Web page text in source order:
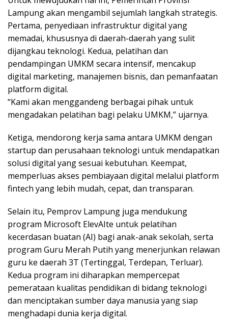
Lampung akan mengambil sejumlah langkah strategis.
Pertama, penyediaan infrastruktur digital yang
memadai, khususnya di daerah-daerah yang sulit
dijangkau teknologi. Kedua, pelatihan dan
pendampingan UMKM secara intensif, mencakup
digital marketing, manajemen bisnis, dan pemanfaatan
platform digital.
“Kami akan menggandeng berbagai pihak untuk
mengadakan pelatihan bagi pelaku UMKM,” ujarnya.
Ketiga, mendorong kerja sama antara UMKM dengan
startup dan perusahaan teknologi untuk mendapatkan
solusi digital yang sesuai kebutuhan. Keempat,
memperluas akses pembiayaan digital melalui platform
fintech yang lebih mudah, cepat, dan transparan.
Selain itu, Pemprov Lampung juga mendukung
program Microsoft ElevAIte untuk pelatihan
kecerdasan buatan (AI) bagi anak-anak sekolah, serta
program Guru Merah Putih yang menerjunkan relawan
guru ke daerah 3T (Tertinggal, Terdepan, Terluar).
Kedua program ini diharapkan mempercepat
pemerataan kualitas pendidikan di bidang teknologi
dan menciptakan sumber daya manusia yang siap
menghadapi dunia kerja digital.